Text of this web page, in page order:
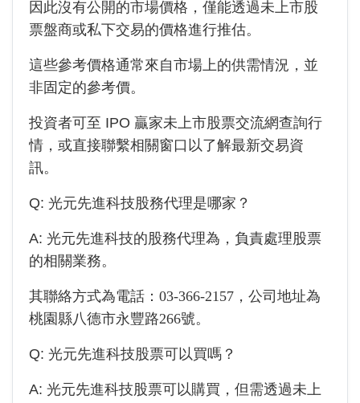
因此沒有公開的市場價格，僅能透過未上市股
票盤商或私下交易的價格進行推估。
這些參考價格通常來自市場上的供需情況，並
非固定的參考價。
投資者可至 IPO 贏家未上市股票交流網查詢行
情，或直接聯繫相關窗口以了解最新交易資
訊。
Q: 光元先進科技股務代理是哪家？
A: 光元先進科技的股務代理為 ，負責處理股票
的相關業務。
其聯絡方式為電話： 03-366-2157 ，公司地址為
桃園縣八德市永豐路266號。
Q: 光元先進科技股票可以買嗎？
A: 光元先進科技股票可以購買，但需透過未上